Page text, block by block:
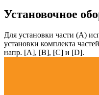
Установочное
Для установки части (А)
установки комплекта
напр. [А], [B], [С] и [D].